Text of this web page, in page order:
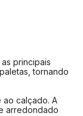
cm
cm
principais
tornando
ao calçado. A
arredondado